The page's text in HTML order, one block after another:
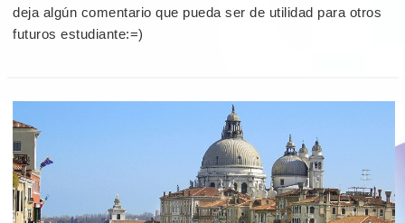
deja algún comentario que pueda ser de utilidad para otros
futuros estudiante:=)
more